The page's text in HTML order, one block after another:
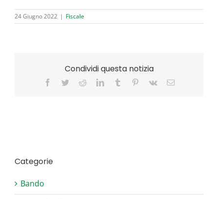
24 Giugno 2022 | Fiscale
Condividi questa notizia
Facebook
TwitterRedditLinkedInTumblr Pinterest
Vk Email
Categorie
Bando